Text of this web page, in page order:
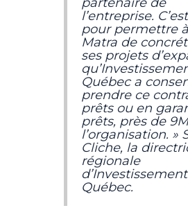
l’entreprise.
pour permettre
Matra de
ses projets
Québec a
prendre ce
prêts ou en
prêts, près de
l’organisation. »
Cliche, la
régionale
d’Investissement
Québec.